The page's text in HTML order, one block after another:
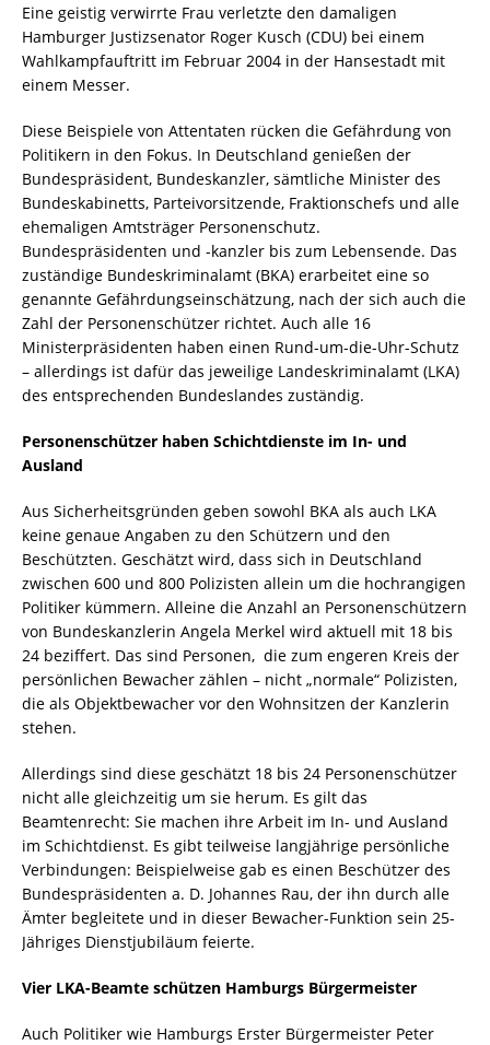
Eine geistig verwirrte Frau verletzte den damaligen
Hamburger Justizsenator Roger Kusch (CDU) bei einem
Wahlkampfauftritt im Februar 2004 in der Hansestadt mit
einem Messer.
Diese Beispiele von Attentaten rücken die Gefährdung von
Politikern in den Fokus. In Deutschland genießen der
Bundespräsident, Bundeskanzler, sämtliche Minister des
Bundeskabinetts, Parteivorsitzende, Fraktionschefs und alle
ehemaligen Amtsträger Personenschutz.
Bundespräsidenten und -kanzler bis zum Lebensende. Das
zuständige Bundeskriminalamt (BKA) erarbeitet eine so
genannte Gefährdungseinschätzung, nach der sich auch die
Zahl der Personenschützer richtet. Auch alle 16
Ministerpräsidenten haben einen Rund-um-die-Uhr-Schutz
– allerdings ist dafür das jeweilige Landeskriminalamt (LKA)
des entsprechenden Bundeslandes zuständig.
Personenschützer haben Schichtdienste im In- und
Ausland
Aus Sicherheitsgründen geben sowohl BKA als auch LKA
keine genaue Angaben zu den Schützern und den
Beschützten. Geschätzt wird, dass sich in Deutschland
zwischen 600 und 800 Polizisten allein um die hochrangigen
Politiker kümmern. Alleine die Anzahl an Personenschützern
von Bundeskanzlerin Angela Merkel wird aktuell mit 18 bis
24 beziffert. Das sind Personen, die zum engeren Kreis der
persönlichen Bewacher zählen – nicht „normale“ Polizisten,
die als Objektbewacher vor den Wohnsitzen der Kanzlerin
stehen.
Allerdings sind diese geschätzt 18 bis 24 Personenschützer
nicht alle gleichzeitig um sie herum. Es gilt das
Beamtenrecht: Sie machen ihre Arbeit im In- und Ausland
im Schichtdienst. Es gibt teilweise langjährige persönliche
Verbindungen: Beispielweise gab es einen Beschützer des
Bundespräsidenten a. D. Johannes Rau, der ihn durch alle
Ämter begleitete und in dieser Bewacher-Funktion sein 25-
Jähriges Dienstjubiläum feierte.
Vier LKA-Beamte schützen Hamburgs Bürgermeister
Auch Politiker wie Hamburgs Erster Bürgermeister Peter